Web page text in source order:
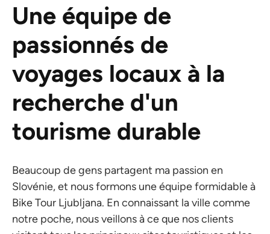
Une équipe de
passionnés de
voyages locaux à la
recherche d'un
tourisme durable
Beaucoup de gens partagent ma passion en
Slovénie, et nous formons une équipe formidable à
Bike Tour Ljubljana. En connaissant la ville comme
notre poche, nous veillons à ce que nos clients